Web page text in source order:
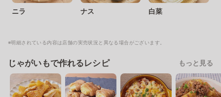
ニラ ナス 白菜
※明細されている内容は店舗の実売状況と異なる場合がございます。
じゃがいもで作れるレシピ もっと見る